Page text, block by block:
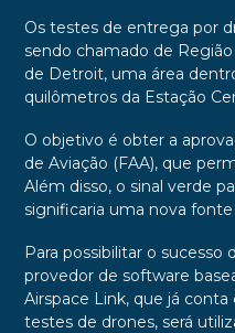
Os testes de entrega por
sendo chamado de
de Detroit, uma área
quilômetros da Estação
O objetivo é obter a
de Aviação (FAA), que
Além disso, o sinal verde
significaria uma nova
Para possibilitar o sucesso
provedor de software
Airspace Link, que já conta
testes de drones, será